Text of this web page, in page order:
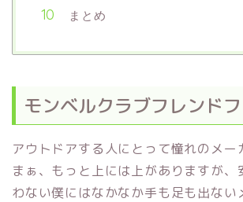
まとめ
モンベルクラブフレンド
アウトドアする人にとって憧れのメー
まぁ、もっと上には上がありますが、
わない僕にはなかなか手も足も出ない